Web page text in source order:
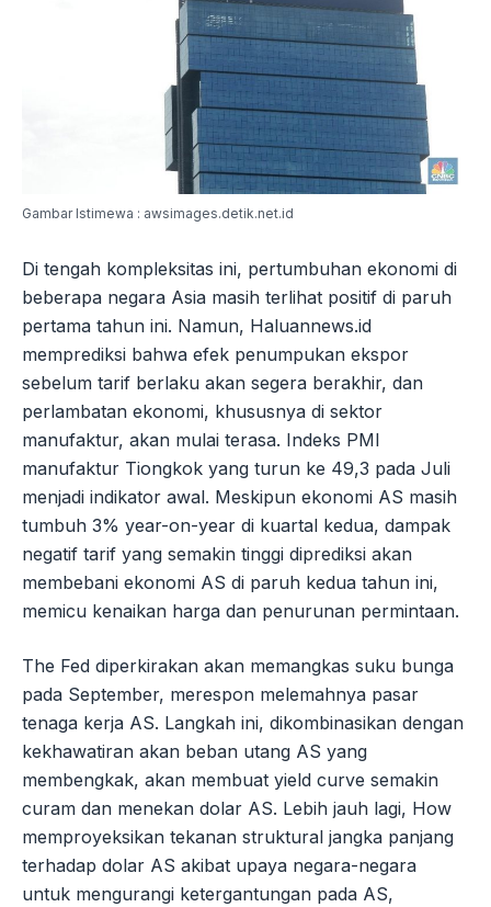
Gambar Istimewa : awsimages.detik.net.id
Di tengah kompleksitas ini, pertumbuhan ekonomi di
beberapa negara Asia masih terlihat positif di paruh
pertama tahun ini. Namun, Haluannews.id
memprediksi bahwa efek penumpukan ekspor
sebelum tarif berlaku akan segera berakhir, dan
perlambatan ekonomi, khususnya di sektor
manufaktur, akan mulai terasa. Indeks PMI
manufaktur Tiongkok yang turun ke 49,3 pada Juli
menjadi indikator awal. Meskipun ekonomi AS masih
tumbuh 3% year-on-year di kuartal kedua, dampak
negatif tarif yang semakin tinggi diprediksi akan
membebani ekonomi AS di paruh kedua tahun ini,
memicu kenaikan harga dan penurunan permintaan.
The Fed diperkirakan akan memangkas suku bunga
pada September, merespon melemahnya pasar
tenaga kerja AS. Langkah ini, dikombinasikan dengan
kekhawatiran akan beban utang AS yang
membengkak, akan membuat yield curve semakin
curam dan menekan dolar AS. Lebih jauh lagi, How
memproyeksikan tekanan struktural jangka panjang
terhadap dolar AS akibat upaya negara-negara
untuk mengurangi ketergantungan pada AS,